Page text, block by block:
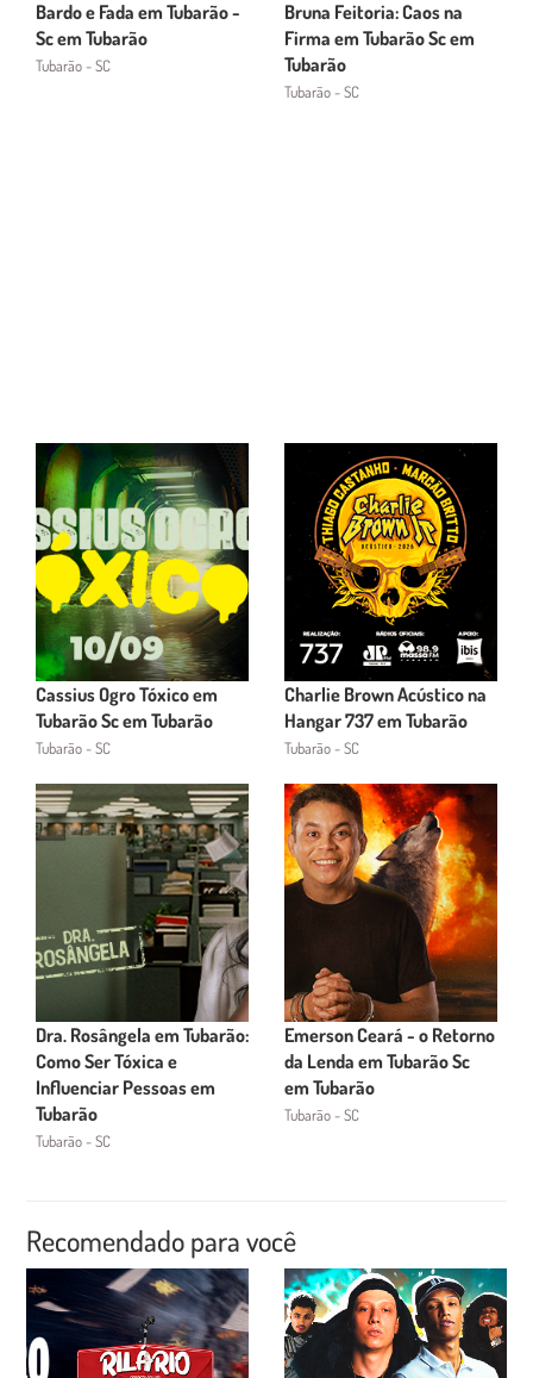
Bardo e Fada em Tubarão -
Sc em Tubarão
Tubarão - SC
Bruna Feitoria: Caos na
Firma em Tubarão Sc em
Tubarão
Tubarão - SC
Cassius Ogro Tóxico em
Tubarão Sc em Tubarão
Tubarão - SC
Charlie Brown Acústico na
Hangar 737 em Tubarão
Tubarão - SC
Dra. Rosângela em Tubarão:
Como Ser Tóxica e
Influenciar Pessoas em
Tubarão
Tubarão - SC
Emerson Ceará - o Retorno
da Lenda em Tubarão Sc
em Tubarão
Tubarão - SC
Recomendado para você